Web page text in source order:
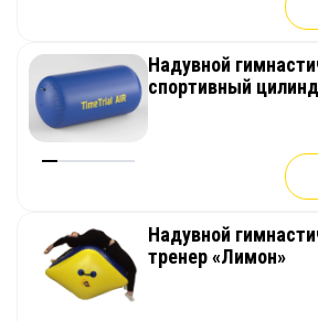
Надувной
спортивный
Надувной
тренер «Лимон»